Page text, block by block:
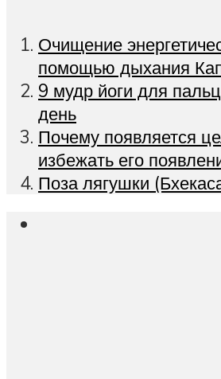
Очищение
помощью дыхания
9 мудр йоги для
день
Почему появляется
избежать его
Поза лягушки